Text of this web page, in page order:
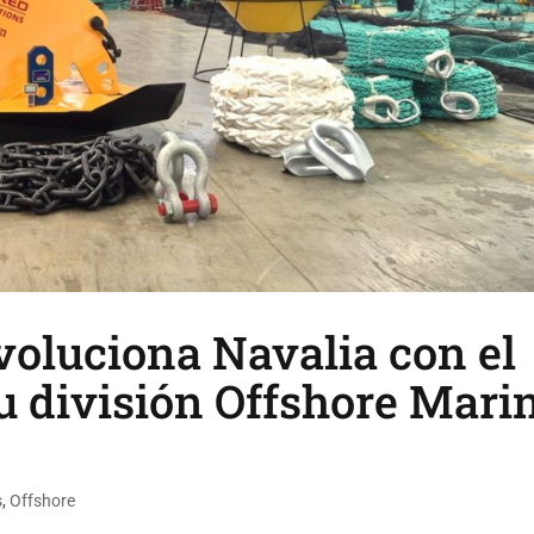
Navalia con el
división Offshore
,Offshore